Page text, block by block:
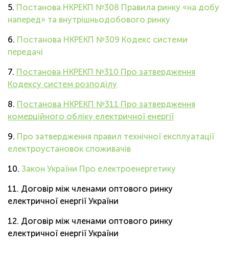
5. Постанова НКРЕКП №308 Правила ринку «на добу
наперед» та внутрішньодобового ринку
6. Постанова НКРЕКП №309 Кодекс системи
передачі
7. Постанова НКРЕКП №310 Про затвердження
Кодексу систем розподілу
8. Постанова НКРЕКП №311 Про затвердження
комерційного обліку електричної енергії
9. Про затвердження правил технічної експлуатації
електроустановок споживачів
10. Закон України Про електроенергетику
11. Договір між членами оптового ринку
електричної енергії України
12. Договір між членами оптового ринку
електричної енергії України